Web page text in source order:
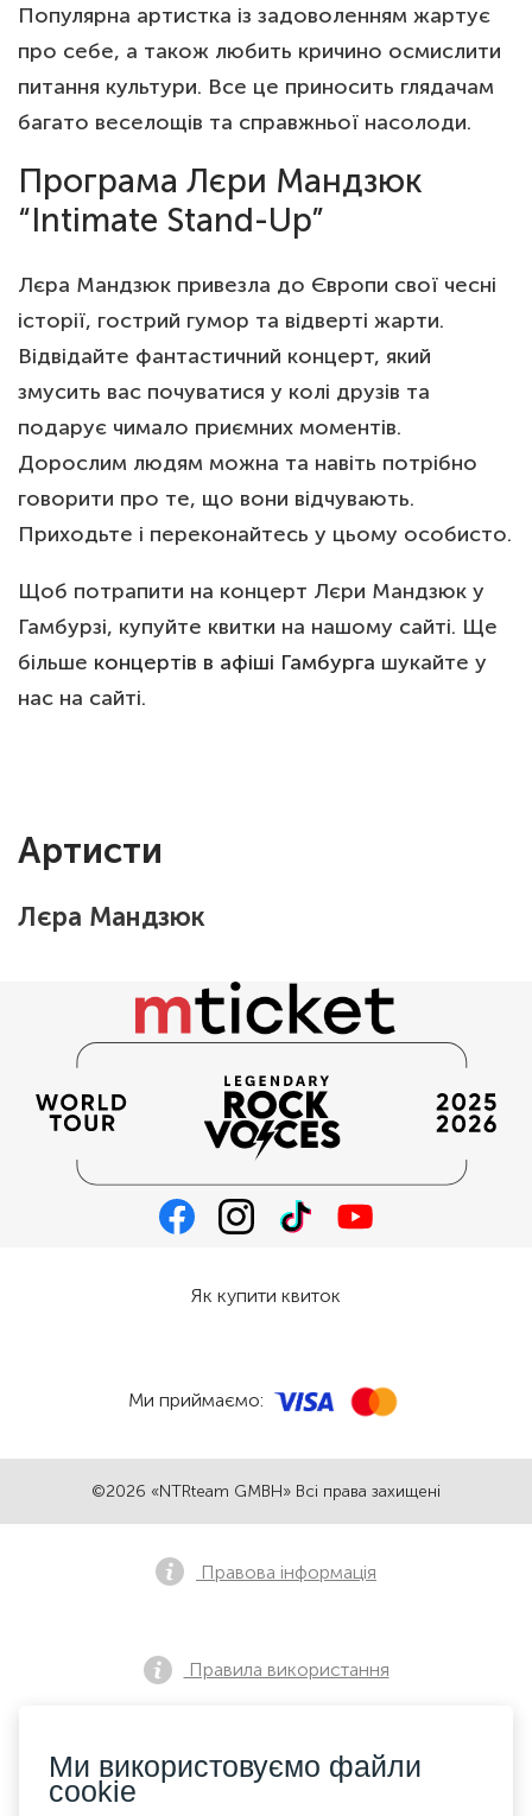
Популярна артистка із задоволенням жартує
про себе, а також любить кричино осмислити
питання культури. Все це приносить глядачам
багато веселощів та справжньої насолоди.
Програма Лєри Мандзюк
“Intimate Stand-Up”
Лєра Мандзюк привезла до Європи свої чесні
історії, гострий гумор та відверті жарти.
Відвідайте фантастичний концерт, який
змусить вас почуватися у колі друзів та
подарує чимало приємних моментів.
Дорослим людям можна та навіть потрібно
говорити про те, що вони відчувають.
Приходьте і переконайтесь у цьому особисто.
Щоб потрапити на концерт Лєри Мандзюк у
Гамбурзі, купуйте квитки на нашому сайті. Ще
більше концертів в афіші Гамбурга шукайте у
нас на сайті.
Артисти
Лєра Мандзюк
©2026 «NTRteam GMBH» Всі права захищені
Як купити квиток
Ми приймаємо:
Правова інформація
Правила використання
Політика конфіденційності
Ми використовуємо файли
cookie